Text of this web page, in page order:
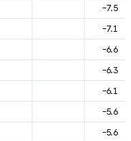
-7.5
-7.1
-6.6
-6.3
-6.1
-5.6
-5.6